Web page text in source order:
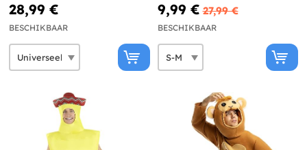
28,99 €
BESCHIKBAAR
9,99 € 27,99 €
BESCHIKBAAR